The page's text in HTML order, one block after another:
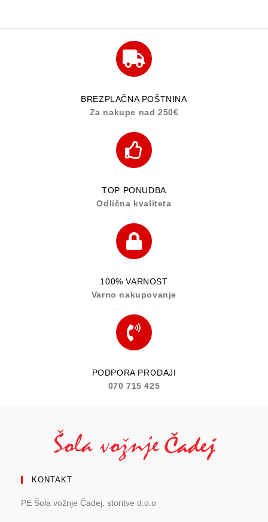
BREZPLAČNA POŠTNINA
Za nakupe nad 250€
TOP PONUDBA
Odlična kvaliteta
100% VARNOST
Varno nakupovanje
PODPORA PRODAJI
070 715 425
KONTAKT
PE Šola vožnje Čadej, storitve d.o.o